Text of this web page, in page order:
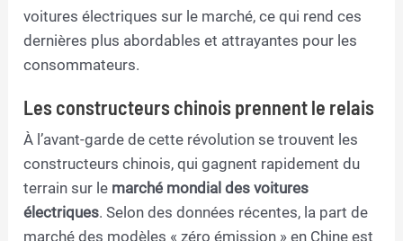
voitures électriques sur le marché, ce qui rend ces
dernières plus abordables et attrayantes pour les
consommateurs.
Les constructeurs chinois prennent le relais
À l’avant-garde de cette révolution se trouvent les
constructeurs chinois, qui gagnent rapidement du
terrain sur le marché mondial des voitures
électriques. Selon des données récentes, la part de
marché des modèles « zéro émission » en Chine est